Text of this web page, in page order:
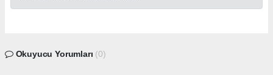
Okuyucu Yorumları (0)